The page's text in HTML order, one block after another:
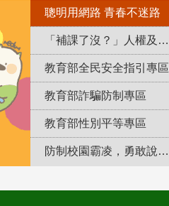
聰明用網路 青春不迷路
「補課了沒？」人權及轉型正義教育專區
教育部全民安全指引專區
教育部詐騙防制專區
教育部性別平等專區
防制校園霸凌，勇敢說出來！